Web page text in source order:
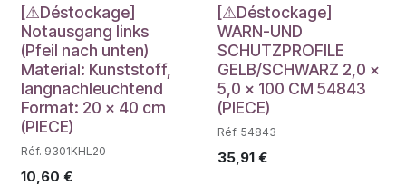
Déstockage
[⚠Déstockage]
Notausgang links
(Pfeil nach unten)
Material: Kunststoff,
langnachleuchtend
Format: 20 x 40 cm
(PIECE)
Réf. 9301KHL20
10,60 €
Déstockage
[⚠Déstockage]
WARN-UND
SCHUTZPROFILE
GELB/SCHWARZ 2,0 x
5,0 x 100 CM 54843
(PIECE)
Réf. 54843
35,91€